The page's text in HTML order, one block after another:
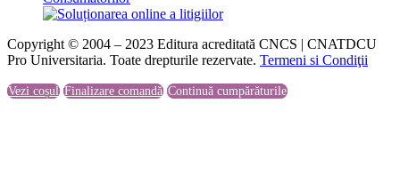
Copyright © 2004 – 2023 Editura acreditată CNCS | CNATDCU
Pro Universitaria. Toate drepturile rezervate. Termeni si Condiţii
Vezi coșul Finalizare comandă Continuă cumpărăturile